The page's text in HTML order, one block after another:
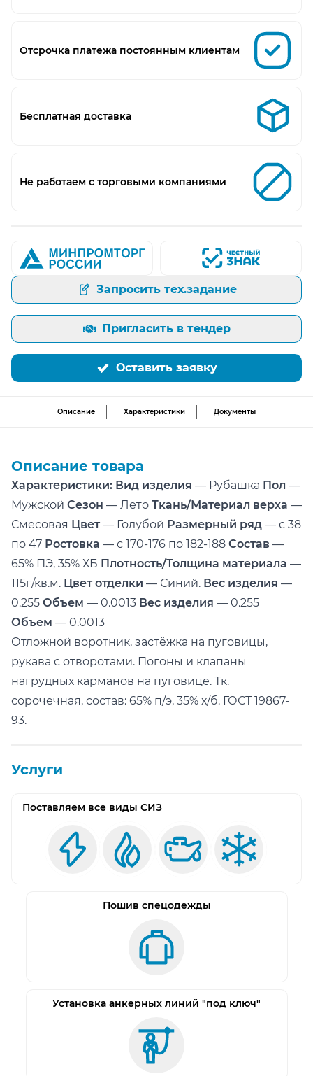
Отсрочка платежа постоянным клиентам
Бесплатная доставка
Не работаем с торговыми компаниями
Запросить тех.задание
Пригласить в тендер
Оставить заявку
Описание Характеристики Документы
Описание товара
Характеристики: Вид изделия — Рубашка Пол —
Мужской Сезон — Лето Ткань/Материал верха —
Смесовая Цвет — Голубой Размерный ряд — с 38
по 47 Ростовка — с 170-176 по 182-188 Состав —
65% ПЭ, 35% ХБ Плотность/Толщина материала —
115г/кв.м. Цвет отделки — Синий. Вес изделия —
0.255 Объем — 0.0013 Вес изделия — 0.255
Объем — 0.0013
Отложной воротник, застёжка на пуговицы,
рукава с отворотами. Погоны и клапаны
нагрудных карманов на пуговице. Тк.
сорочечная, состав: 65% п/э, 35% х/б. ГОСТ 19867-
93.
Услуги
Поставляем все виды СИЗ
Пошив спецодежды
Установка анкерных линий "под ключ"